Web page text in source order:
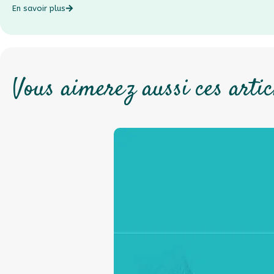
En savoir plus
Vous aimerez aussi ces